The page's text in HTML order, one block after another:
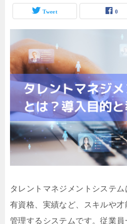
Tweet 0
タレントマネジメントシステ
有資格、実績など、スキルや
管理するシステムです。従業